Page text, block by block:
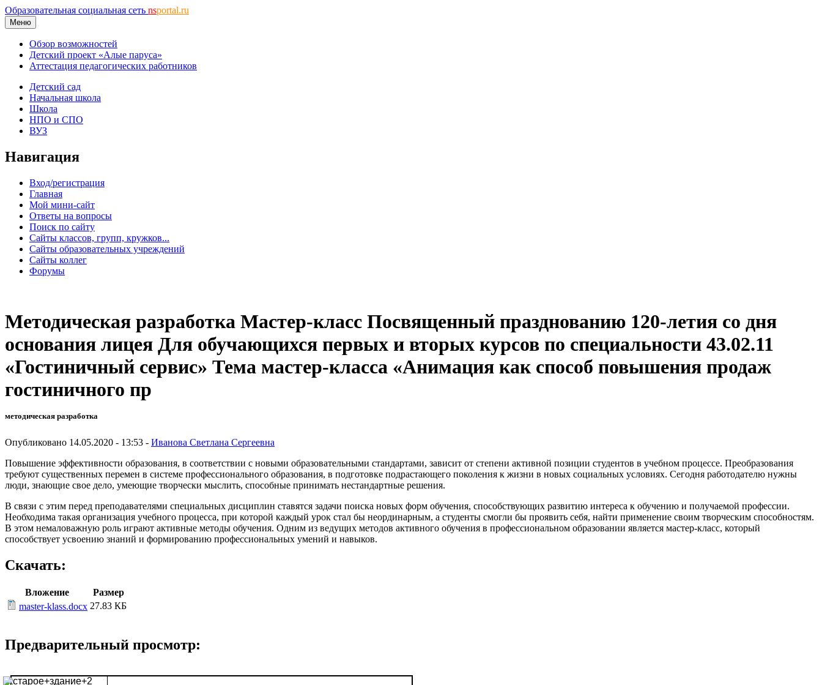
Образовательная социальная сеть nsportal.ru
Меню
Обзор возможностей
Детский проект «Алые паруса»
Аттестация педагогических работников
Детский сад
Начальная школа
Школа
НПО и СПО
ВУЗ
Навигация
Вход/регистрация
Главная
Мой мини-сайт
Ответы на вопросы
Поиск по сайту
Сайты классов, групп, кружков...
Сайты образовательных учреждений
Сайты коллег
Форумы
Методическая разработка Мастер-класс Посвященный празднованию 120-летия со дня
основания лицея Для обучающихся первых и вторых курсов по специальности 43.02.11
«Гостиничный сервис» Тема мастер-класса «Анимация как способ повышения продаж
гостиничного пр
методическая разработка
Опубликовано 14.05.2020 - 13:53 - Иванова Светлана Сергеевна
Повышение эффективности образования, в соответствии с новыми образовательными стандартами, зависит от степени активной позиции студентов в учебном процессе. Преобразования
требуют существенных перемен в системе профессионального образования, в подготовке подрастающего поколения к жизни в новых социальных условиях. Сегодня работодателю нужны
люди, знающие свое дело, умеющие творчески мыслить, способные принимать нестандартные решения.
В связи с этим перед преподавателями специальных дисциплин ставятся задачи поиска новых форм обучения, способствующих развитию интереса к обучению и получаемой профессии.
Необходима такая организация учебного процесса, при которой каждый урок стал бы неординарным, а студенты смогли бы проявить себя, найти применение своим творческим способностям.
В этом немаловажную роль играют активные методы обучения. Одним из ведущих методов активного обучения в профессиональном образовании является мастер-класс, который
способствует усвоению знаний и формированию профессиональных умений и навыков.
Скачать:
Вложение
Размер
master-klass.docx 27.83 КБ
Предварительный просмотр: